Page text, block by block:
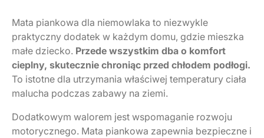
Mata piankowa dla niemowlaka to niezwykle
praktyczny dodatek w każdym domu, gdzie mieszka
małe dziecko. Przede wszystkim dba o komfort
cieplny, skutecznie chroniąc przed chłodem podłogi.
To istotne dla utrzymania właściwej temperatury ciała
malucha podczas zabawy na ziemi.
Dodatkowym walorem jest wspomaganie rozwoju
motorycznego. Mata piankowa zapewnia bezpieczne i